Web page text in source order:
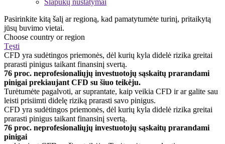
Pasirinkite kitą šalį ar regioną, kad pamatytumėte turinį, pritaikytą
jūsų buvimo vietai.
Choose country or region
Tęsti
CFD yra sudėtingos priemonės, dėl kurių kyla didelė rizika greitai
prarasti pinigus taikant finansinį svertą.
76 proc. neprofesionaliųjų investuotojų sąskaitų prarandami
pinigai prekiaujant CFD su šiuo teikėju.
Turėtumėte pagalvoti, ar suprantate, kaip veikia CFD ir ar galite sau
leisti prisiimti didelę riziką prarasti savo pinigus.
CFD yra sudėtingos priemonės, dėl kurių kyla didelė rizika greitai
prarasti pinigus taikant finansinį svertą.
76 proc. neprofesionaliųjų investuotojų sąskaitų prarandami
pinigai